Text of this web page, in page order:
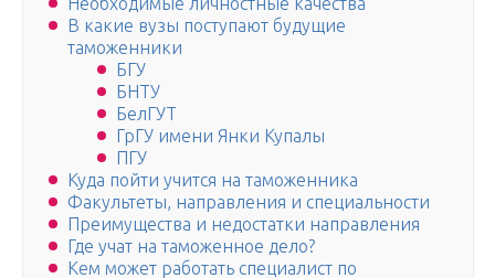
В какие вузы поступают будущие
таможенники
БГУ
БНТУ
БелГУТ
ГрГУ имени Янки Купалы
ПГУ
Куда пойти учится на таможенника
Факультеты, направления и специальности
Преимущества и недостатки направления
Где учат на таможенное дело?
Кем может работать специалист по